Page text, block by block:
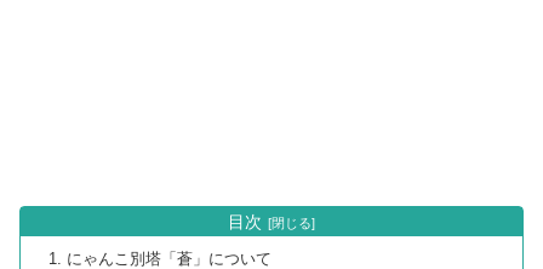
目次
にゃんこ別塔「蒼」について